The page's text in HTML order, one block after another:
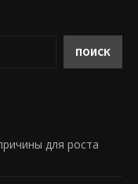
ПОИСК
для роста